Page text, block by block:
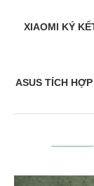
XIAOMI KÝ
ASUS TÍCH